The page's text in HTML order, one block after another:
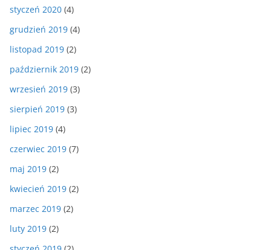
styczeń 2020 (4)
grudzień 2019 (4)
listopad 2019 (2)
październik 2019 (2)
wrzesień 2019 (3)
sierpień 2019 (3)
lipiec 2019 (4)
czerwiec 2019 (7)
maj 2019 (2)
kwiecień 2019 (2)
marzec 2019 (2)
luty 2019 (2)